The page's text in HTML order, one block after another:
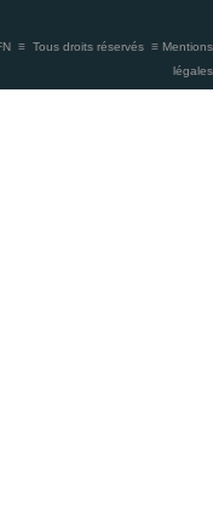
≡ Tous droits réservés ≡ Mentions
légales